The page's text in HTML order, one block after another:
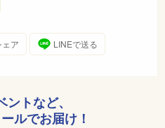
ェア LINEで送る
トなど、
ルでお届け！